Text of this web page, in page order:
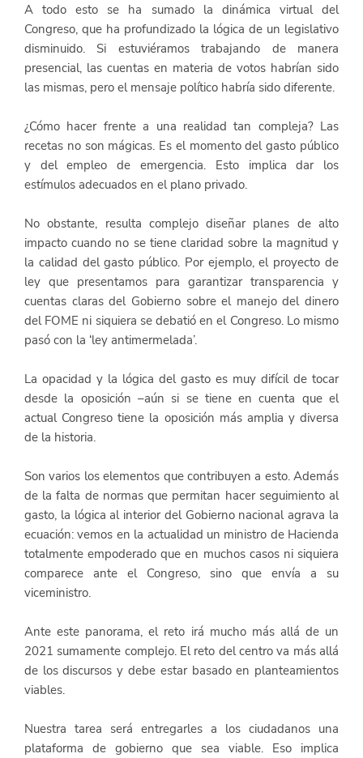
A todo esto se ha sumado la dinámica virtual del
Congreso, que ha profundizado la lógica de un legislativo
disminuido. Si estuviéramos trabajando de manera
presencial, las cuentas en materia de votos habrían sido
las mismas, pero el mensaje político habría sido diferente.
¿Cómo hacer frente a una realidad tan compleja? Las
recetas no son mágicas. Es el momento del gasto público
y del empleo de emergencia. Esto implica dar los
estímulos adecuados en el plano privado.
No obstante, resulta complejo diseñar planes de alto
impacto cuando no se tiene claridad sobre la magnitud y
la calidad del gasto público. Por ejemplo, el proyecto de
ley que presentamos para garantizar transparencia y
cuentas claras del Gobierno sobre el manejo del dinero
del FOME ni siquiera se debatió en el Congreso. Lo mismo
pasó con la ‘ley antimermelada’.
La opacidad y la lógica del gasto es muy difícil de tocar
desde la oposición –aún si se tiene en cuenta que el
actual Congreso tiene la oposición más amplia y diversa
de la historia.
Son varios los elementos que contribuyen a esto. Además
de la falta de normas que permitan hacer seguimiento al
gasto, la lógica al interior del Gobierno nacional agrava la
ecuación: vemos en la actualidad un ministro de Hacienda
totalmente empoderado que en muchos casos ni siquiera
comparece ante el Congreso, sino que envía a su
viceministro.
Ante este panorama, el reto irá mucho más allá de un
2021 sumamente complejo. El reto del centro va más allá
de los discursos y debe estar basado en planteamientos
viables.
Nuestra tarea será entregarles a los ciudadanos una
plataforma de gobierno que sea viable. Eso implica